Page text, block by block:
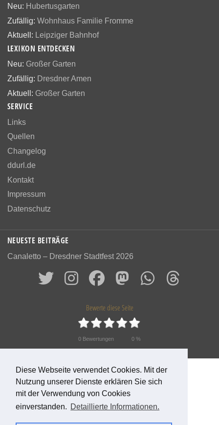
Diese Webseite verwendet Cookies. Mit der
Nutzung unserer Dienste erklären Sie sich
mit der Verwendung von Cookies
einverstanden. Detaillierte Informationen.
Neu: Hubertusgarten
Zufällig: Wohnhaus Familie Fromme
Aktuell: Leipziger Bahnhof
LEXIKON ENTDECKEN
Neu: Großer Garten
Zufällig: Dresdner Amen
Aktuell: Großer Garten
SERVICE
Links
Quellen
Changelog
ddurl.de
Kontakt
Impressum
Datenschutz
NEUESTE BEITRÄGE
Canaletto – Dresdner Stadtfest 2026
Bewerte diese Seite
0 Bewertungen 0 %
© 2026 Das alte Dresden